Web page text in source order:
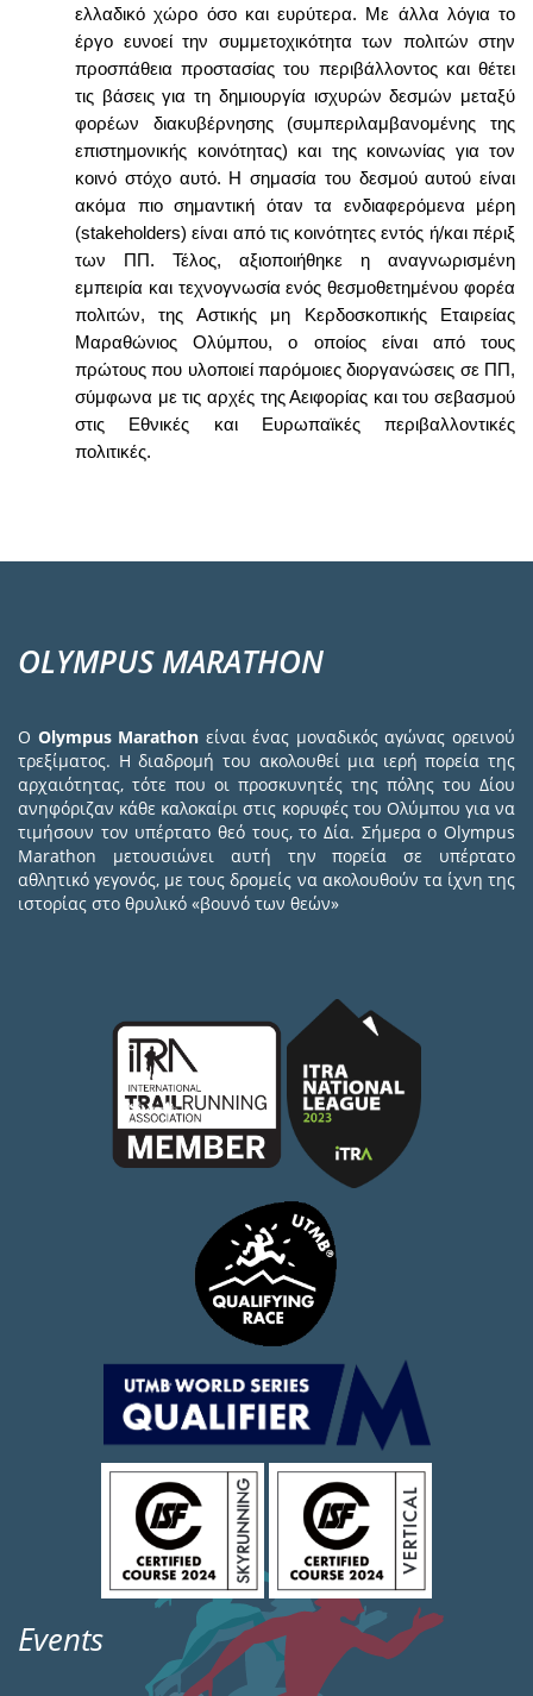
ελλαδικό χώρο όσο και ευρύτερα. Με άλλα λόγια το
έργο ευνοεί την συμμετοχικότητα των πολιτών στην
προσπάθεια προστασίας του περιβάλλοντος και θέτει
τις βάσεις για τη δημιουργία ισχυρών δεσμών μεταξύ
φορέων διακυβέρνησης (συμπεριλαμβανομένης της
επιστημονικής κοινότητας) και της κοινωνίας για τον
κοινό στόχο αυτό. Η σημασία του δεσμού αυτού είναι
ακόμα πιο σημαντική όταν τα ενδιαφερόμενα μέρη
(stakeholders) είναι από τις κοινότητες εντός ή/και πέριξ
των ΠΠ. Τέλος, αξιοποιήθηκε η αναγνωρισμένη
εμπειρία και τεχνογνωσία ενός θεσμοθετημένου φορέα
πολιτών, της Αστικής μη Κερδοσκοπικής Εταιρείας
Μαραθώνιος Ολύμπου, ο οποίος είναι από τους
πρώτους που υλοποιεί παρόμοιες διοργανώσεις σε ΠΠ,
σύμφωνα με τις αρχές της Αειφορίας και του σεβασμού
στις Εθνικές και Ευρωπαϊκές περιβαλλοντικές
πολιτικές.
OLYMPUS MARATHON
Ο Olympus Marathon είναι ένας μοναδικός αγώνας ορεινού
τρεξίματος. Η διαδρομή του ακολουθεί μια ιερή πορεία της
αρχαιότητας, τότε που οι προσκυνητές της πόλης του Δίου
ανηφόριζαν κάθε καλοκαίρι στις κορυφές του Ολύμπου για να
τιμήσουν τον υπέρτατο θεό τους, το Δία. Σήμερα ο Olympus
Marathon μετουσιώνει αυτή την πορεία σε υπέρτατο
αθλητικό γεγονός, με τους δρομείς να ακολουθούν τα ίχνη της
ιστορίας στο θρυλικό «βουνό των θεών»
Events